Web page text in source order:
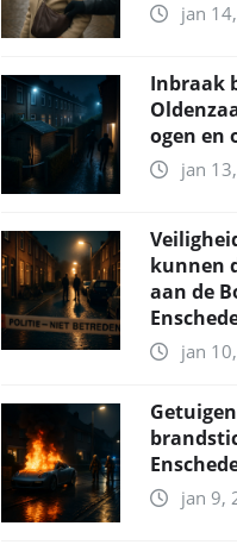
jan
Inbraak
ogen en
jan
kunnen
aan de
jan
jan 9,